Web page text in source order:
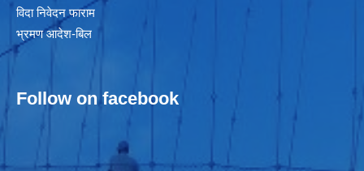
विदा निवेदन फाराम
भ्रमण आदेश-बिल
Follow on facebook